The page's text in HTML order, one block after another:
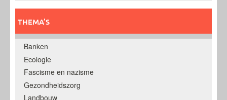
THEMA’S
Banken
Ecologie
Fascisme en nazisme
Gezondheidszorg
Landbouw